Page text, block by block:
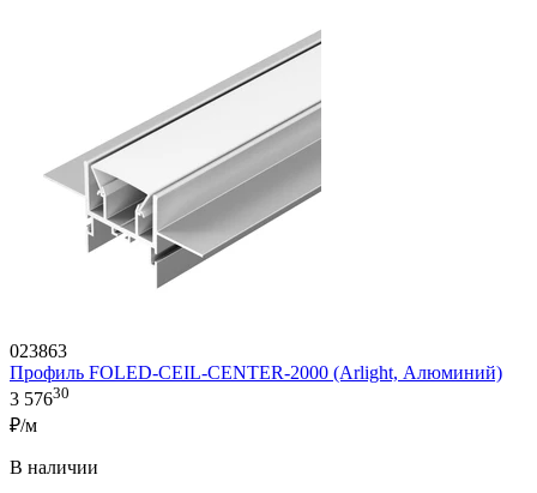
023863
Профиль FOLED-CEIL-CENTER-2000 (Arlight, Алюминий)
3 57630
₽/м
В наличии